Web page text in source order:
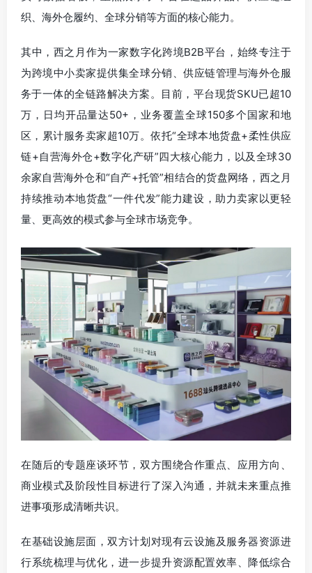
织、海外仓履约、全球分销等方面的核心能力。
其中，西之月作为一家数字化跨境B2B平台，始终专注于
为跨境中小卖家提供集全球分销、供应链管理与海外仓服
务于一体的全链路解决方案。目前，平台现货SKU已超10
万，日均开品量达50+，业务覆盖全球150多个国家和地
区，累计服务卖家超10万。依托“全球本地货盘+柔性供应
链+自营海外仓+数字化产研”四大核心能力，以及全球30
余家自营海外仓和“自产+托管”相结合的货盘网络，西之月
持续推动本地货盘“一件代发”能力建设，助力卖家以更轻
量、更高效的模式参与全球市场竞争。
在随后的专题座谈环节，双方围绕合作重点、应用方向、
商业模式及阶段性目标进行了深入沟通，并就未来重点推
进事项形成清晰共识。
在基础设施层面，双方计划对现有云设施及服务器资源进
行系统梳理与优化，进一步提升资源配置效率、降低综合